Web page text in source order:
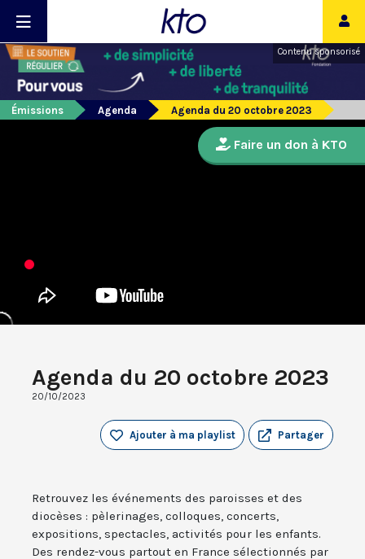
Contenu sponsorisé
Émissions Agenda Agenda du 20 octobre 2023
Agenda du 20 octobre 2023
20/10/2023
Partager
Ajouter à ma playlist
Retrouvez les événements des paroisses et des
diocèses : pèlerinages, colloques, concerts,
expositions, spectacles, activités pour les enfants.
Des rendez-vous partout en France sélectionnés par
Faire un don à KTO